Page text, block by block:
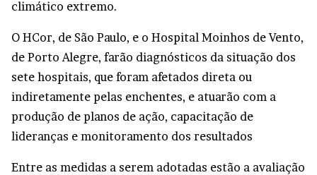
climático extremo.
O HCor, de São Paulo, e o Hospital Moinhos de Vento,
de Porto Alegre, farão diagnósticos da situação dos
sete hospitais, que foram afetados direta ou
indiretamente pelas enchentes, e atuarão com a
produção de planos de ação, capacitação de
lideranças e monitoramento dos resultados
Entre as medidas a serem adotadas estão a avaliação